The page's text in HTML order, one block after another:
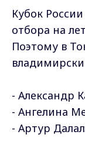
Кубок
отбора на
Поэтому в
- Александр
- Ангелина
- Артур